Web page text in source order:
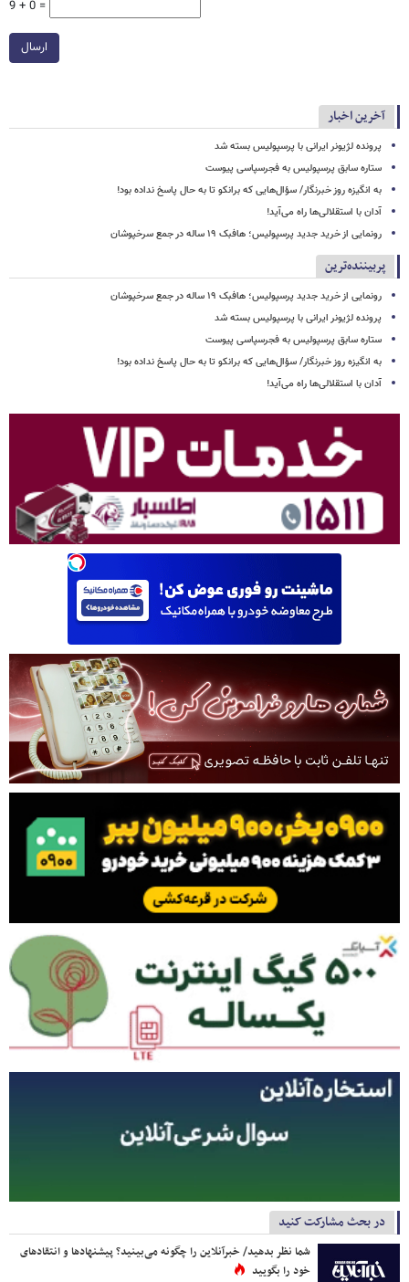
9 + 0 =
ارسال
آخرین اخبار
پرونده لژیونر ایرانی با پرسپولیس بسته شد
ستاره سابق پرسپولیس به فجرسپاسی پیوست
به انگیزه روز خبرنگار/ سؤال‌هایی که برانکو تا به حال پاسخ نداده بود!
آدان با استقلالی‌ها راه می‌آید!
رونمایی از خرید جدید پرسپولیس؛ هافبک ۱۹ ساله در جمع سرخپوشان
پربیننده‌ترین
رونمایی از خرید جدید پرسپولیس؛ هافبک ۱۹ ساله در جمع سرخپوشان
پرونده لژیونر ایرانی با پرسپولیس بسته شد
ستاره سابق پرسپولیس به فجرسپاسی پیوست
به انگیزه روز خبرنگار/ سؤال‌هایی که برانکو تا به حال پاسخ نداده بود!
آدان با استقلالی‌ها راه می‌آید!
در بحث مشارکت کنید
شما نظر بدهید/ خبرآنلاین را چگونه می‌بینید؟ پیشنهادها و انتقادهای
خود را بگویید